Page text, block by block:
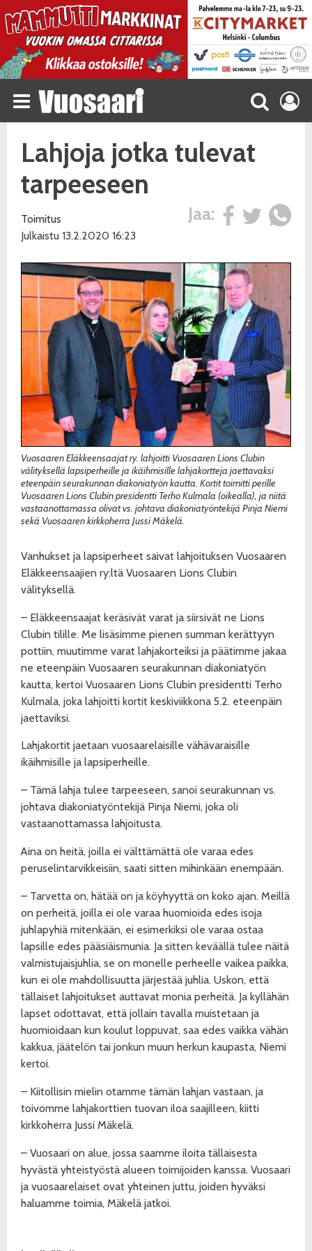
Lahjoja jotka tulevat
tarpeeseen
Jaa:
Toimitus
Julkaistu 13.2.2020 16:23
Vuosaaren Eläkkeensaajat ry. lahjoitti Vuosaaren Lions Clubin
välityksellä lapsiperheille ja ikäihmisille lahjakortteja jaettavaksi
eteenpäin seurakunnan diakoniatyön kautta. Kortit toimitti perille
Vuosaaren Lions Clubin presidentti Terho Kulmala (oikealla), ja niitä
vastaanottamassa olivat vs. johtava diakoniatyöntekijä Pinja Niemi
sekä Vuosaaren kirkkoherra Jussi Mäkelä.
Vanhukset ja lapsiperheet saivat lahjoituksen Vuosaaren
Eläkkeensaajien ry:ltä Vuosaaren Lions Clubin
välityksellä.
– Eläkkeensaajat keräsivät varat ja siirsivät ne Lions
Clubin tilille. Me lisäsimme pienen summan kerättyyn
pottiin, muutimme varat lahjakorteiksi ja päätimme jakaa
ne eteenpäin Vuosaaren seurakunnan diakoniatyön
kautta, kertoi Vuosaaren Lions Clubin presidentti Terho
Kulmala, joka lahjoitti kortit keskiviikkona 5.2. eteenpäin
jaettaviksi.
Lahjakortit jaetaan vuosaarelaisille vähävaraisille
ikäihmisille ja lapsiperheille.
– Tämä lahja tulee tarpeeseen, sanoi seurakunnan vs.
johtava diakoniatyöntekijä Pinja Niemi, joka oli
vastaanottamassa lahjoitusta.
Aina on heitä, joilla ei välttämättä ole varaa edes
peruselintarvikkeisiin, saati sitten mihinkään enempään.
– Tarvetta on, hätää on ja köyhyyttä on koko ajan. Meillä
on perheitä, joilla ei ole varaa huomioida edes isoja
juhlapyhiä mitenkään, ei esimerkiksi ole varaa ostaa
lapsille edes pääsiäismunia. Ja sitten keväällä tulee näitä
valmistujaisjuhlia, se on monelle perheelle vaikea paikka,
kun ei ole mahdollisuutta järjestää juhlia. Uskon, että
tällaiset lahjoitukset auttavat monia perheitä. Ja kyllähän
lapset odottavat, että jollain tavalla muistetaan ja
huomioidaan kun koulut loppuvat, saa edes vaikka vähän
kakkua, jäätelön tai jonkun muun herkun kaupasta, Niemi
kertoi.
– Kiitollisin mielin otamme tämän lahjan vastaan, ja
toivomme lahjakorttien tuovan iloa saajilleen, kiitti
kirkkoherra Jussi Mäkelä.
– Vuosaari on alue, jossa saamme iloita tällaisesta
hyvästä yhteistyöstä alueen toimijoiden kanssa. Vuosaari
ja vuosaarelaiset ovat yhteinen juttu, joiden hyväksi
haluamme toimia, Mäkelä jatkoi.